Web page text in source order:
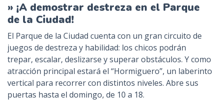
» ¡A demostrar destreza en el Parque
de la Ciudad!
El Parque de la Ciudad cuenta con un gran circuito de
juegos de destreza y habilidad: los chicos podrán
trepar, escalar, deslizarse y superar obstáculos. Y como
atracción principal estará el “Hormiguero”, un laberinto
vertical para recorrer con distintos niveles. Abre sus
puertas hasta el domingo, de 10 a 18.